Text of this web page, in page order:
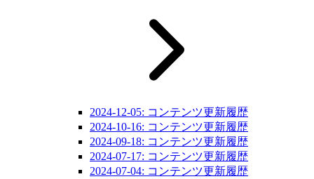
2024-12-05: コンテンツ更新履歴
2024-10-16: コンテンツ更新履歴
2024-09-18: コンテンツ更新履歴
2024-07-17: コンテンツ更新履歴
2024-07-04: コンテンツ更新履歴